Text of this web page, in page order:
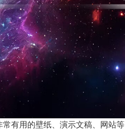
有用的壁纸、演示文稿、网站等